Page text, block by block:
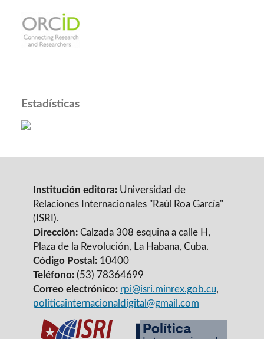
Estadísticas
Institución editora:Universidad de
Relaciones Internacionales "Raúl Roa García"
(ISRI).
Dirección:Calzada 308 esquina a calle H,
Plaza de la Revolución, La Habana, Cuba.
Código Postal:10400
Teléfono:(53) 78364699
Correo electrónico: rpi@isri.minrex.gob.cu,
politicainternacionaldigital@gmail.com